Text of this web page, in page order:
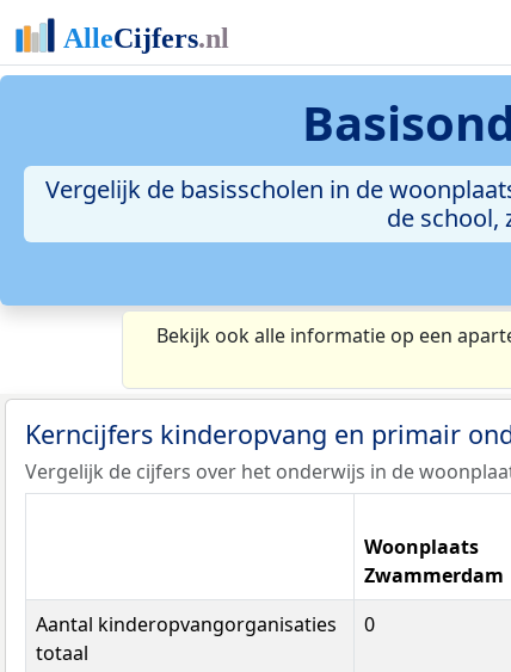
Vergelijk de basisscholen in de
de school,
Bekijk ook alle informatie op een
Kerncijfers kinderopvang en primair
Vergelijk de cijfers over het onderwijs in de
Woonplaats
Zwammerdam
Aantal kinderopvangorganisaties
totaal
0